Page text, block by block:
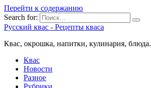
Перейти к содержанию
Search for:
Русский квас - Рецепты кваса
Квас, окрошка, напитки, кулинария, блюда.
Квас
Новости
Разное
Рубрики